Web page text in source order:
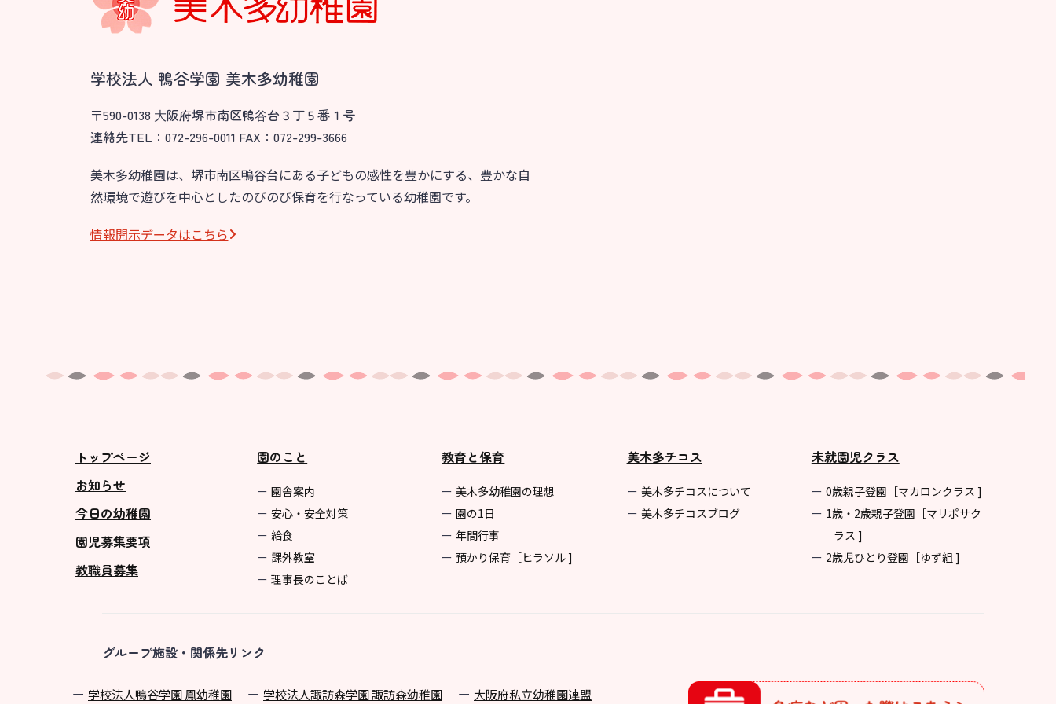
学校法人 鴨谷学園 美木多幼稚園
〒590-0138 ⼤阪府堺市南区鴨⾕台３丁５番１号
連絡先TEL：072-296-0011 FAX：072-299-3666
美木多幼稚園は、堺市南区鴨谷台にある子どもの感性を豊かにする、豊かな自
然環境で遊びを中心としたのびのび保育を行なっている幼稚園です。
情報開⽰データはこちら
トップページ
お知らせ
今日の幼稚園
園児募集要項
教職員募集
園のこと
園舎案内
安心・安全対策
給食
課外教室
理事長のことば
教育と保育
美⽊多幼稚園の理想
園の1⽇
年間⾏事
預かり保育［ヒラソル ]
美木多チコス
美⽊多チコスについて
美⽊多チコスブログ
未就園児クラス
0歳親子登園［マカロンクラス ]
1歳・2歳親子登園［マリポサク
ラス ]
2歳児ひとり登園［ゆず組 ]
グループ施設・関係先リンク
学校法⼈鴨⾕学園 鳳幼稚園 学校法⼈諏訪森学園 諏訪森幼稚園 ⼤阪府私⽴幼稚園連盟
園のこと
安⼼・安全対策
教育と保育
園の1⽇
預かり保育［ヒラソル ]
グループ施設・
関係先リンク